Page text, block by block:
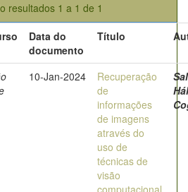
resultados 1 a 1 de 1
Data do
documento
Título
10-Jan-2024
Recuperação
de
informações
de imagens
através do
uso de
técnicas de
visão
computacional